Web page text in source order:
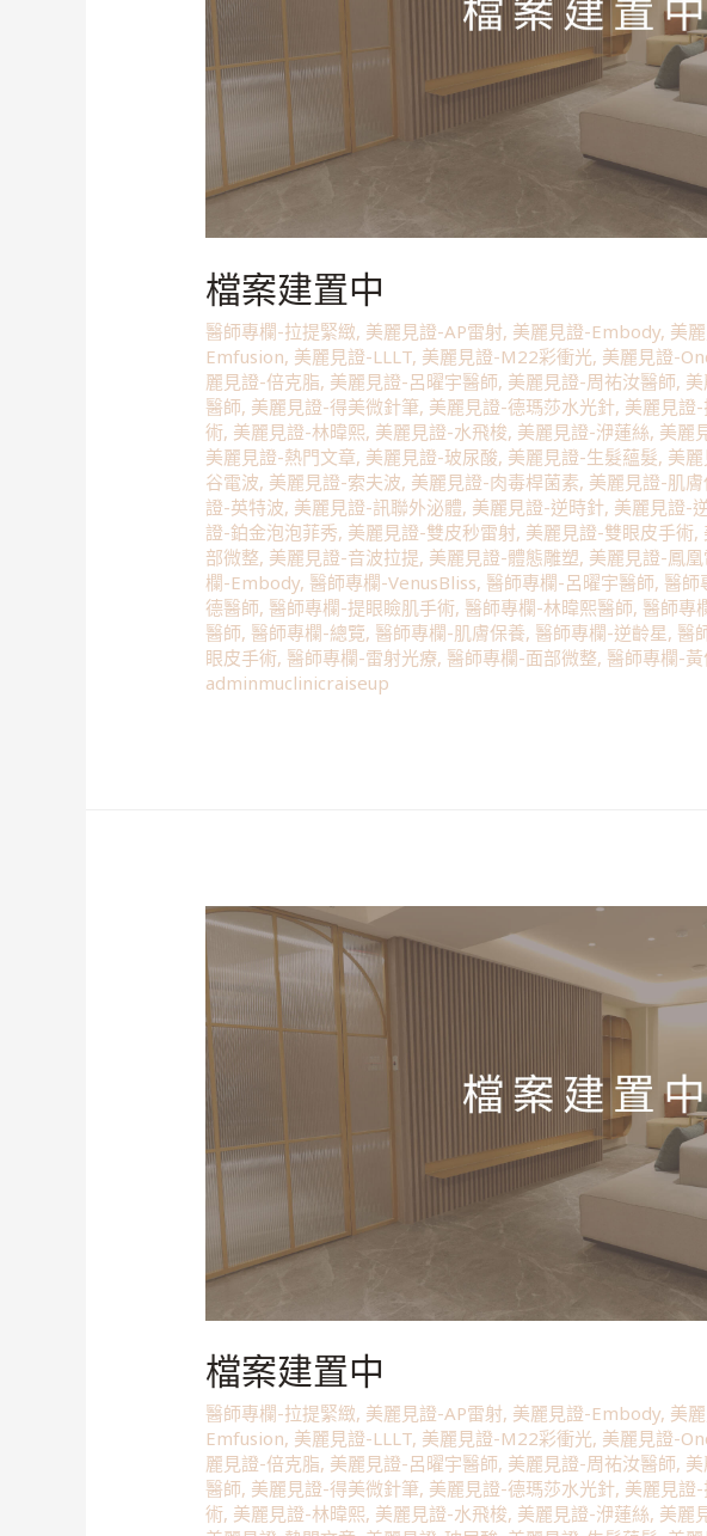
檔案建置中
醫師專欄-拉提緊緻, 美麗見證-AP雷射, 美麗見證-Embody, 美
Emfusion, 美麗見證-LLLT, 美麗見證-M22彩衝光, 美麗見證-
麗見證-倍克脂, 美麗見證-呂曜宇醫師, 美麗見證-周祐汝醫師,
醫師, 美麗見證-得美微針筆, 美麗見證-德瑪莎水光針, 美麗見證
術, 美麗見證-林暐熙, 美麗見證-水飛梭, 美麗見證-洢蓮絲, 美麗
美麗見證-熱門文章, 美麗見證-玻尿酸, 美麗見證-生髮蘊髮, 美
谷電波, 美麗見證-索夫波, 美麗見證-肉毒桿菌素, 美麗見證-肌膚
證-英特波, 美麗見證-訊聯外泌體, 美麗見證-逆時針, 美麗見證-
證-鉑金泡泡菲秀, 美麗見證-雙皮秒雷射, 美麗見證-雙眼皮手術,
部微整, 美麗見證-音波拉提, 美麗見證-體態雕塑, 美麗見證-鳳凰
欄-Embody, 醫師專欄-VenusBliss, 醫師專欄-呂曜宇醫師, 醫師
德醫師, 醫師專欄-提眼瞼肌手術, 醫師專欄-林暐熙醫師, 醫師專
醫師, 醫師專欄-總覽, 醫師專欄-肌膚保養, 醫師專欄-逆齡星, 醫
眼皮手術, 醫師專欄-雷射光療, 醫師專欄-面部微整, 醫師專欄-
adminmuclinicraiseup
檔案建置中
醫師專欄-拉提緊緻, 美麗見證-AP雷射, 美麗見證-Embody, 美
Emfusion, 美麗見證-LLLT, 美麗見證-M22彩衝光, 美麗見證-
麗見證-倍克脂, 美麗見證-呂曜宇醫師, 美麗見證-周祐汝醫師,
醫師, 美麗見證-得美微針筆, 美麗見證-德瑪莎水光針, 美麗見證
術, 美麗見證-林暐熙, 美麗見證-水飛梭, 美麗見證-洢蓮絲, 美麗